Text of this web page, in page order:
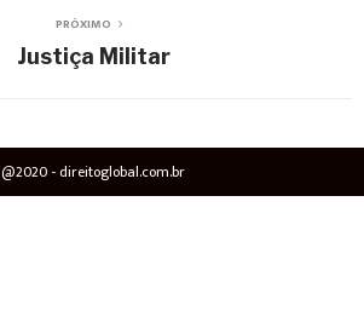
PRÓXIMO
Justiça Militar
@2020 - direitoglobal.com.br